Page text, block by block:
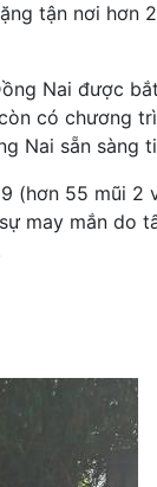
tận nơi
Nai được
có chương
Nai sẵn sàng
55 mũi
may mắn